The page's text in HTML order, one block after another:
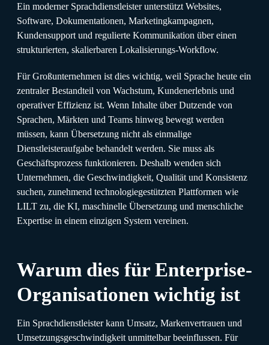
Ein moderner Sprachdienstleister unterstützt Websites,
Software, Dokumentationen, Marketingkampagnen,
Kundensupport und regulierte Kommunikation über einen
strukturierten, skalierbaren Lokalisierungs-Workflow.
Für Großunternehmen ist dies wichtig, weil Sprache heute ein
zentraler Bestandteil von Wachstum, Kundenerlebnis und
operativer Effizienz ist. Wenn Inhalte über Dutzende von
Sprachen, Märkten und Teams hinweg bewegt werden
müssen, kann Übersetzung nicht als einmalige
Dienstleisteraufgabe behandelt werden. Sie muss als
Geschäftsprozess funktionieren. Deshalb wenden sich
Unternehmen, die Geschwindigkeit, Qualität und Konsistenz
suchen, zunehmend technologiegestützten Plattformen wie
LILT zu, die KI, maschinelle Übersetzung und menschliche
Expertise in einem einzigen System vereinen.
Warum dies für Enterprise-
Organisationen wichtig ist
Ein Sprachdienstleister kann Umsatz, Markenvertrauen und
Umsetzungsgeschwindigkeit unmittelbar beeinflussen. Für